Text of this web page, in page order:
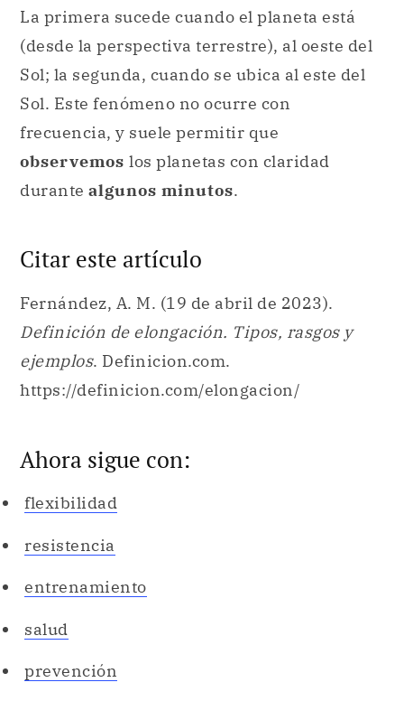
La primera sucede cuando el planeta está
(desde la perspectiva terrestre), al oeste del
Sol; la segunda, cuando se ubica al este del
Sol. Este fenómeno no ocurre con
frecuencia, y suele permitir que
observemos los planetas con claridad
durante algunos minutos.
Citar este artículo
Fernández, A. M. (19 de abril de 2023).
Definición de elongación. Tipos, rasgos y
ejemplos. Definicion.com.
https://definicion.com/elongacion/
Ahora sigue con:
flexibilidad
resistencia
entrenamiento
salud
prevención